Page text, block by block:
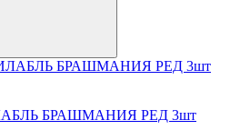
БРАШМАНИЯ РЕД 3шт